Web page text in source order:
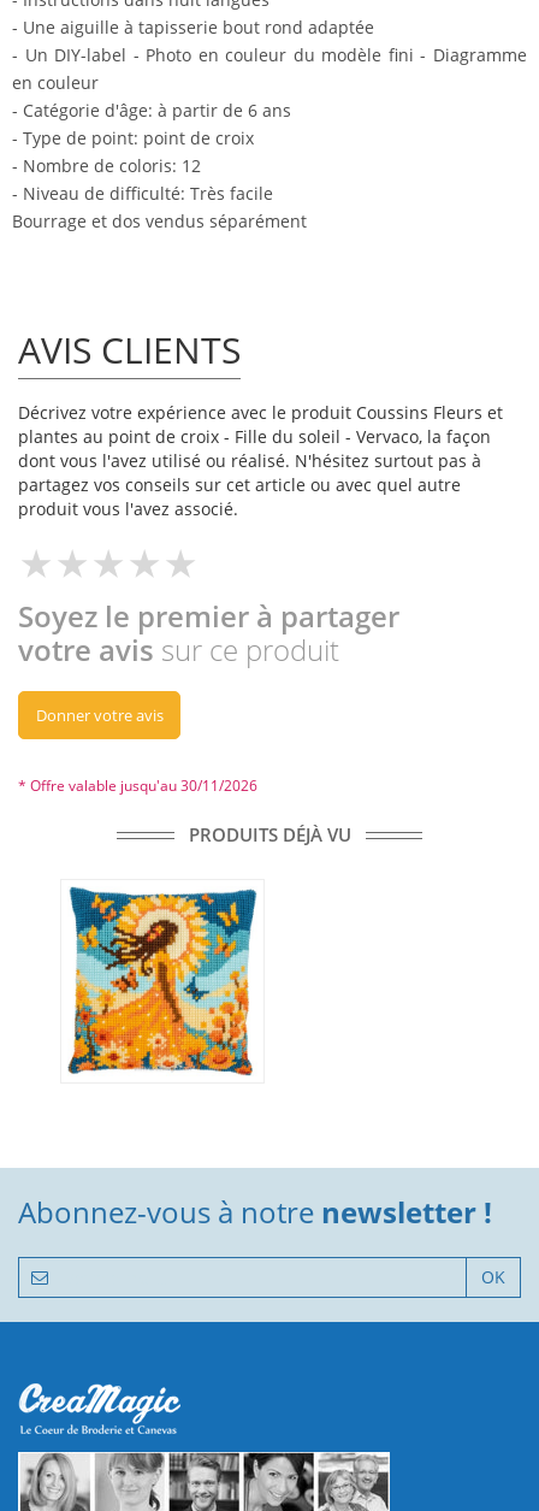
- Une aiguille à tapisserie bout rond adaptée
- Un DIY-label - Photo en couleur du modèle fini - Diagramme
en couleur
- Catégorie d'âge: à partir de 6 ans
- Type de point: point de croix
- Nombre de coloris: 12
- Niveau de difficulté: Très facile
Bourrage et dos vendus séparément
AVIS CLIENTS
Décrivez votre expérience avec le produit Coussins Fleurs et
plantes au point de croix - Fille du soleil - Vervaco, la façon
dont vous l'avez utilisé ou réalisé. N'hésitez surtout pas à
partagez vos conseils sur cet article ou avec quel autre
produit vous l'avez associé.
Soyez le premier à partager
votre avis sur ce produit
Donner votre avis
* Offre valable jusqu'au 30/11/2026
PRODUITS DÉJÀ VU
Abonnez-vous à notre newsletter !
OK